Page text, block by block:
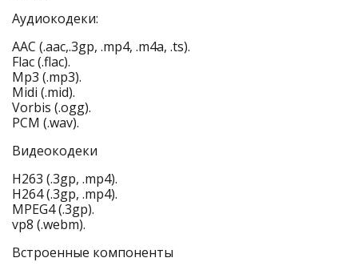
Аудиокодеки:
AAC (.aac,.3gp, .mp4, .m4a, .ts).
Flac (.flac).
Mp3 (.mp3).
Midi (.mid).
Vorbis (.ogg).
PCM (.wav).
Видеокодеки
H263 (.3gp, .mp4).
H264 (.3gp, .mp4).
MPEG4 (.3gp).
vp8 (.webm).
Встроенные компоненты